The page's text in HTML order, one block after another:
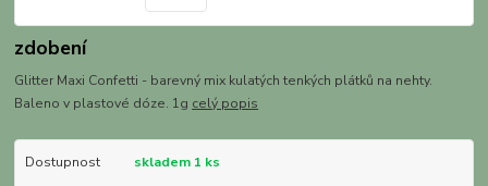
zdobení
Glitter Maxi Confetti - barevný mix kulatých tenkých plátků na nehty.
Baleno v plastové dóze. 1g celý popis
Dostupnost skladem 1 ks